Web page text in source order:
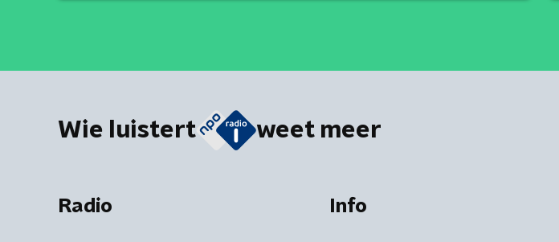
Wie luistert weet meer
Radio Info